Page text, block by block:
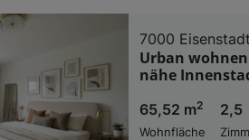
7000 Eisenstadt
Urban
nähe
65,52 m2
Wohnfläche
2,5